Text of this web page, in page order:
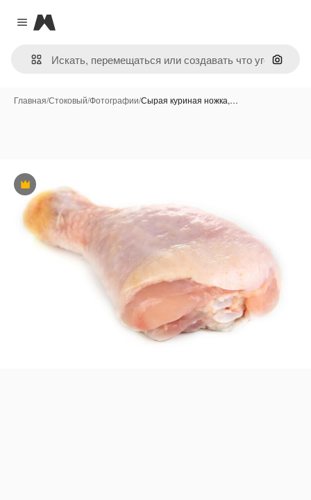
Close menu
Magnific
Поиск
Главная/Стоковый/Фотографии/Сырая куриная ножка,…
Премиум